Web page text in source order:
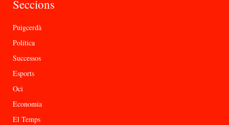
Seccions
Puigcerdà
Política
Successos
Esports
Oci
Economia
El Temps